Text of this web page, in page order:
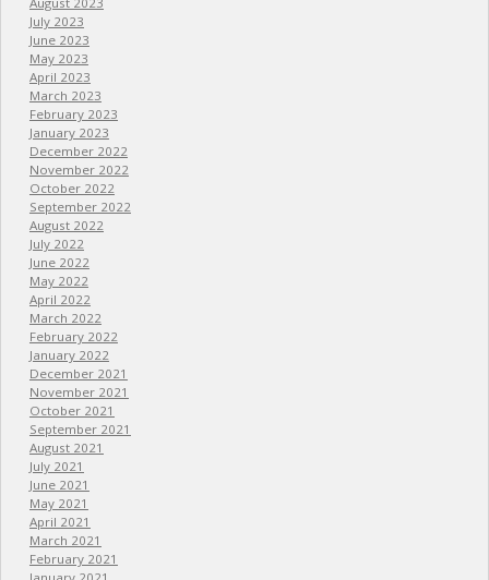
July 2023
June 2023
May 2023
April 2023
March 2023
February 2023
January 2023
December 2022
November 2022
October 2022
September 2022
August 2022
July 2022
June 2022
May 2022
April 2022
March 2022
February 2022
January 2022
December 2021
November 2021
October 2021
September 2021
August 2021
July 2021
June 2021
May 2021
April 2021
March 2021
February 2021